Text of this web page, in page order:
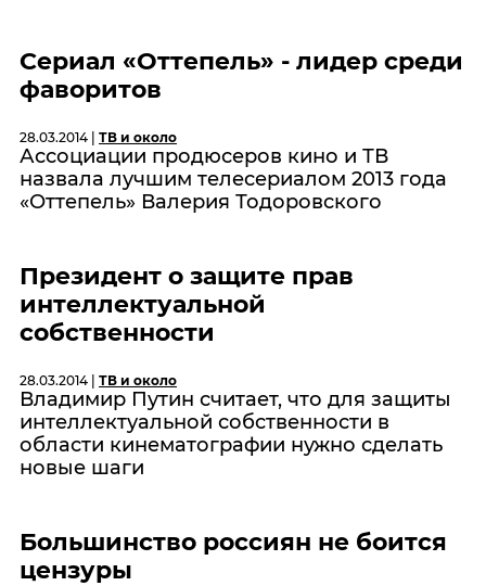
Сериал «Оттепель» - лидер среди
фаворитов
28.03.2014 | ТВ и около
Ассоциации продюсеров кино и ТВ
назвала лучшим телесериалом 2013 года
«Оттепель» Валерия Тодоровского
Президент о защите прав
интеллектуальной
собственности
28.03.2014 | ТВ и около
Владимир Путин считает, что для защиты
интеллектуальной собственности в
области кинематографии нужно сделать
новые шаги
Большинство россиян не боится
цензуры